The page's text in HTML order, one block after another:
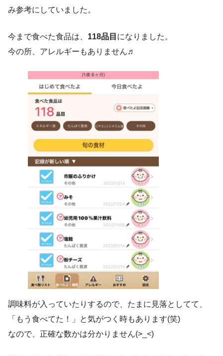
み参考にしていました。
今まで食べた食品は、 118品目 になりました。
今の所、アレルギーもありません♬
調味料が入っていたりするので、たまに見落としてて、
「もう食べてた！」と気がつく時もあります(笑)
なので、正確な数かは分かりません(>_<)